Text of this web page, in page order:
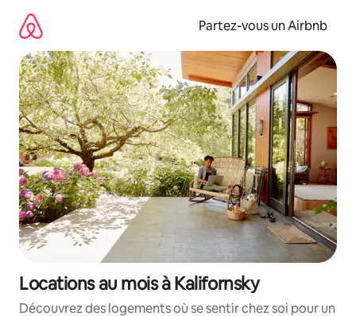
directement
contenu
Partez-vous un Airbnb
Locations au mois à Kalifornsky
Découvrez des logements où se sentir chez soi pour un